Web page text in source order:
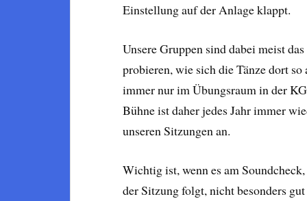
Einstellung auf der Anlage klappt.
Unsere Gruppen sind dabei meist
probieren, wie sich die Tänze dort
immer nur im Übungsraum in der
Bühne ist daher jedes Jahr immer
unseren Sitzungen an.
Wichtig ist, wenn es am
der Sitzung folgt, nicht besonders